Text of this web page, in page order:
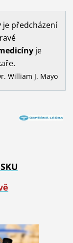
je předcházení
je
William J. Mayo